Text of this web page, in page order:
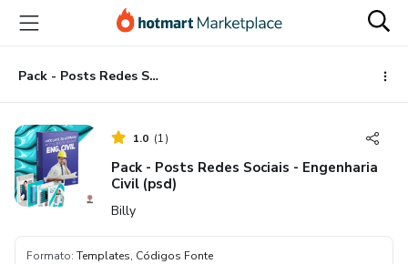
para
conteúdo
principal
para
pagamento
para
rodapé
Pack - Posts Redes Sociais - Engenharia Civil (psd)
1.0 (1)
Pack - Posts Redes Sociais - Engenharia
Civil (psd)
Billy
Formato: Templates, Códigos Fonte